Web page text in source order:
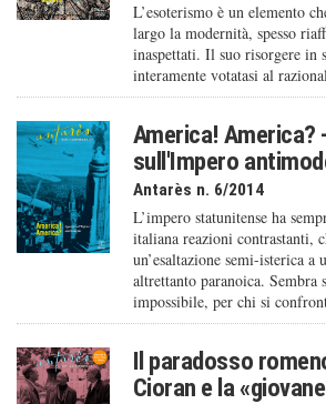
L’esoterismo è un elemento
largo la modernità, spesso
inaspettati. Il suo risorgere in
interamente votatasi al
America! America?
sull'Impero
Antarès n. 6/2014
L’impero statunitense ha
italiana reazioni contrastanti,
un’esaltazione semi-isterica a
altrettanto paranoica. Sembra
impossibile, per chi si
Il paradosso
Cioran e la